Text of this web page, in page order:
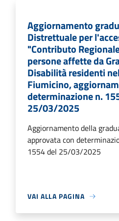
Aggiornamento
Distrettuale per
"Contributo
persone affette da
Disabilità residenti
Fiumicino,
determinazione n.
25/03/2025
Aggiornamento della
approvata con
1554 del 25/03/2025
VAI ALLA PAGINA